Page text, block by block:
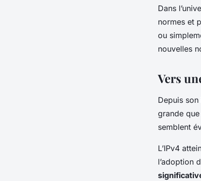
les actualités sur
et protocoles de
Dans
normes et
ou
nouvelles
Vers
Depuis
grande
semblent
L’IPv4
l’adoption